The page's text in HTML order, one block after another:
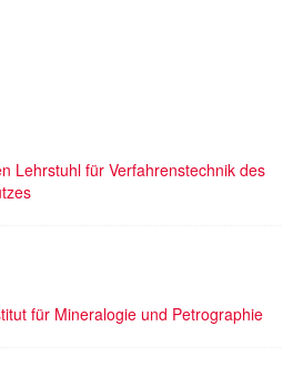
Lehrstuhl für Verfahrenstechnik des
für Mineralogie und Petrographie